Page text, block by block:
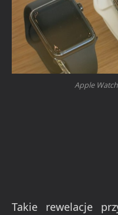
Apple
Takie rewelacje